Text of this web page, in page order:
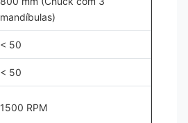
mandíbulas)
< 50
< 50
1500 RPM